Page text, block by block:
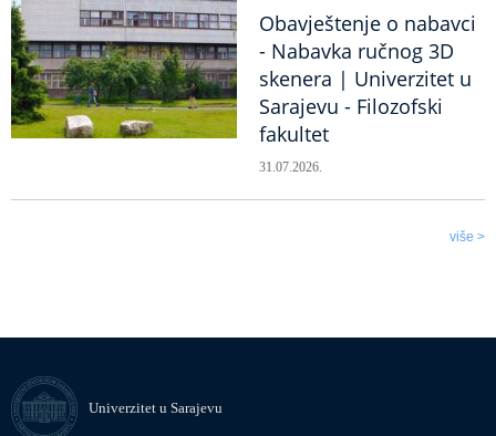
Obavještenje o nabavci
- Nabavka ručnog 3D
skenera | Univerzitet u
Sarajevu - Filozofski
fakultet
31.07.2026.
više >
Univerzitet u Sarajevu